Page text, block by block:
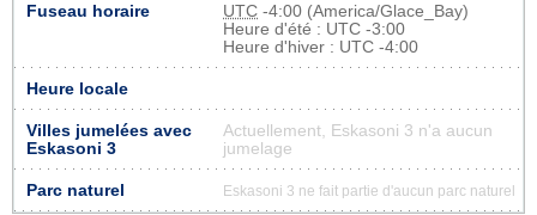
Fuseau horaire UTC -4:00 (America/Glace_Bay)
Heure d'été : UTC -3:00
Heure d'hiver : UTC -4:00
Heure locale
Villes jumelées avec
Eskasoni 3
Actuellement, Eskasoni 3 n'a aucun
jumelage
Parc naturel Eskasoni 3 ne fait partie d'aucun parc naturel